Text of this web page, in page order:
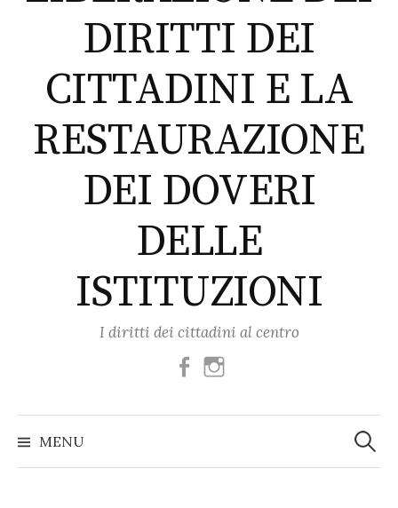
DIRITTI DEI
CITTADINI E LA
RESTAURAZIONE
DEI DOVERI
DELLE
ISTITUZIONI
I diritti dei cittadini al centro
Facebook
MENU per: